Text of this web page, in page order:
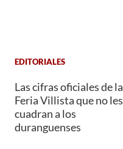
EDITORIALES
Las cifras oficiales de la
Feria Villista que no les
cuadran a los
duranguenses